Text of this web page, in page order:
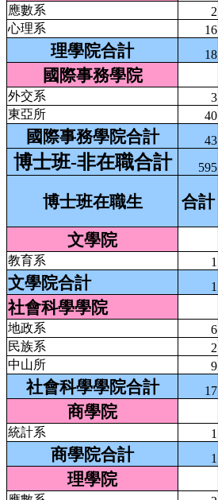
應數系 2
心理系
16
理學院合計 18
國際事務學院
外交系 3
東亞所
40
國際事務學院合計 43
博士班-非在職合計 595
博士班在職生 合計
文學院
教育系 1
文學院合計 1
社會科學學院
地政系 6
民族系
2
中山所
9
社會科學學院合計 17
商學院
統計系 1
商學院合計 1
理學院